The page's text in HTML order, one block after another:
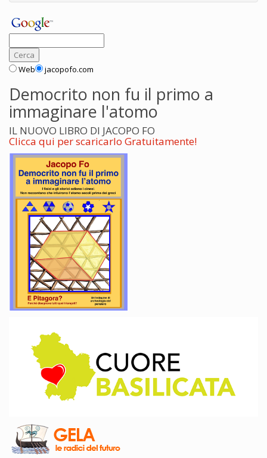
Web jacopofo.com
Democrito non fu il primo a
immaginare l'atomo
IL NUOVO LIBRO DI JACOPO FO
Clicca qui per scaricarlo Gratuitamente!